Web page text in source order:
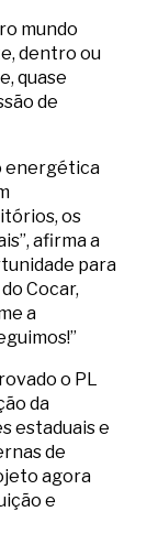
mundo
dentro ou
quase
de
energética
os
afirma a
para
Cocar,
a
o PL
da
estaduais e
de
agora
e